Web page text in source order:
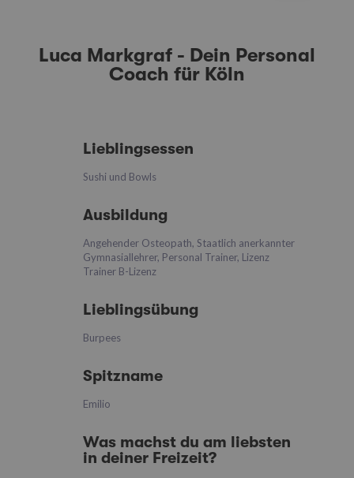
Luca Markgraf - Dein Personal
Coach für Köln
Lieblingsessen
Sushi und Bowls
Ausbildung
Angehender Osteopath, Staatlich anerkannter
Gymnasiallehrer, Personal Trainer, Lizenz
Trainer B-Lizenz
Lieblingsübung
Burpees
Spitzname
Emilio
Was machst du am liebsten
in deiner Freizeit?